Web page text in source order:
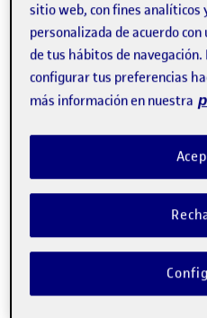
Semestre 20202 - Aula 1 30
30 Marzo,
Publicado por
Andrea Rodríguez Martín
Fecha de -2
Propuestas de Portada y
publicación, diseña una portada!
sitio web, con fines
personalizada de acuerdo
de tus hábitos de
configurar tus preferencias
más información en nuestra